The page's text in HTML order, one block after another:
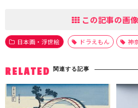
この記事の画
日本画・浮世絵 ドラえもん 神
RELATED 関連する記事